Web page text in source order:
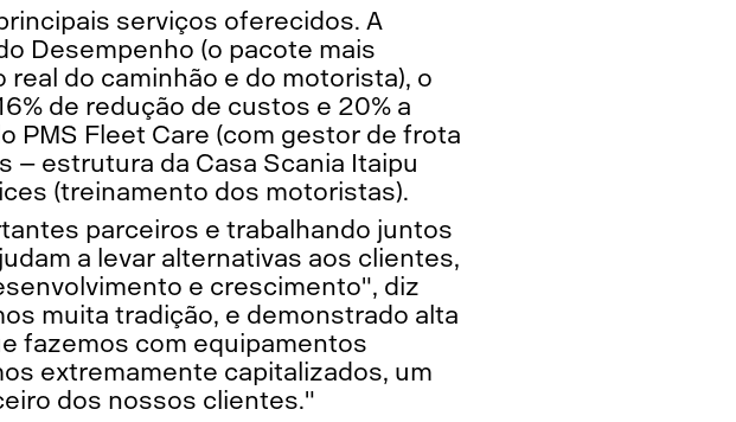
serviços oferecidos. A
Desempenho (o pacote mais
do caminhão e do motorista), o
de redução de custos e 20% a
PMS Fleet Care (com gestor de frota
– estrutura da Casa Scania Itaipu
(treinamento dos motoristas).
parceiros e trabalhando juntos
a levar alternativas aos clientes,
e crescimento", diz
muita tradição, e demonstrado alta
fazemos com equipamentos
extremamente capitalizados, um
dos nossos clientes."